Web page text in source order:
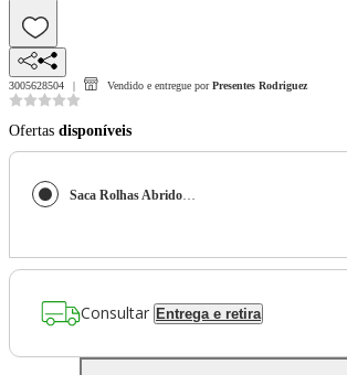
3005628504 Vendido e entregue por Presentes Rodriguez
Ofertas disponíveis
Saca Rolhas Abridor de Vinho Alavanca Policarbonato Lm450 Black Onix Le Creuset
Consultar Entrega e retira